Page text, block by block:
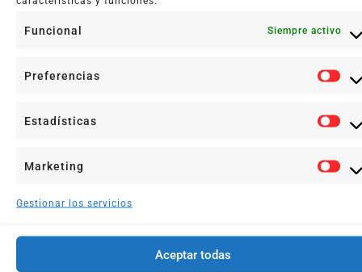
Funcional Siempre activo
Preferencias
Estadísticas
Marketing
Gestionar los servicios
Aceptar todas
Leer más +